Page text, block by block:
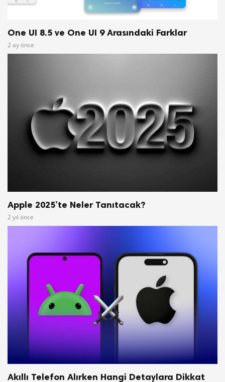
One UI 8.5 ve One UI 9 Arasındaki Farklar
2 ay önce
Apple 2025’te Neler Tanıtacak?
2 yıl önce
Akıllı Telefon Alırken Hangi Detaylara Dikkat